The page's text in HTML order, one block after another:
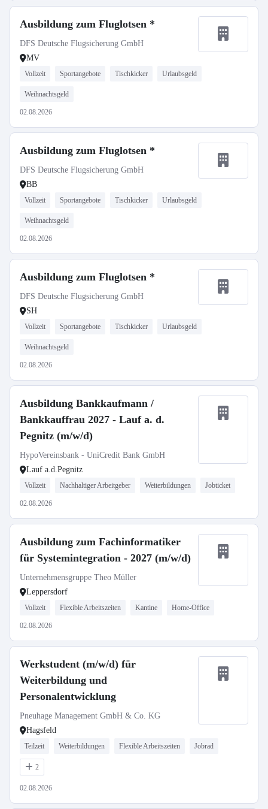
Ausbildung zum Fluglotsen *
DFS Deutsche Flugsicherung GmbH
MV
Vollzeit Sportangebote Tischkicker Urlaubsgeld
Weihnachtsgeld
02.08.2026
Ausbildung zum Fluglotsen *
DFS Deutsche Flugsicherung GmbH
BB
Vollzeit Sportangebote Tischkicker Urlaubsgeld
Weihnachtsgeld
02.08.2026
Ausbildung zum Fluglotsen *
DFS Deutsche Flugsicherung GmbH
SH
Vollzeit Sportangebote Tischkicker Urlaubsgeld
Weihnachtsgeld
02.08.2026
Ausbildung Bankkaufmann /
Bankkauffrau 2027 - Lauf a. d.
Pegnitz (m/w/d)
HypoVereinsbank - UniCredit Bank GmbH
Lauf a.d.Pegnitz
Vollzeit Nachhaltiger Arbeitgeber Weiterbildungen Jobticket
02.08.2026
Ausbildung zum Fachinformatiker
für Systemintegration - 2027 (m/w/d)
Unternehmensgruppe Theo Müller
Leppersdorf
Vollzeit Flexible Arbeitszeiten Kantine Home-Office
02.08.2026
Werkstudent (m/w/d) für
Weiterbildung und
Personalentwicklung
Pneuhage Management GmbH & Co. KG
Hagsfeld
Teilzeit Weiterbildungen Flexible Arbeitszeiten Jobrad
2
02.08.2026